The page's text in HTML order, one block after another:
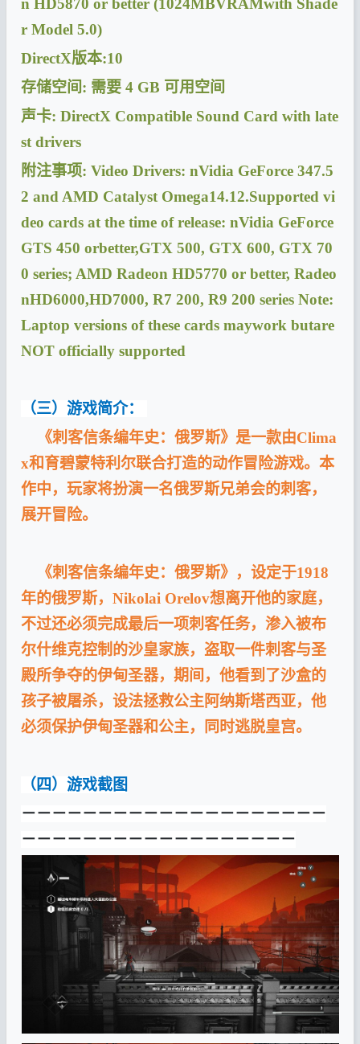
r Model 5.0)
DirectX版本:10
存储空间: 需要 4 GB 可用空间
声卡: DirectX Compatible Sound Card with late
st drivers
附注事项: Video Drivers: nVidia GeForce 347.5
2 and AMD Catalyst Omega14.12.Supported vi
deo cards at the time of release: nVidia GeForce
GTS 450 orbetter,GTX 500, GTX 600, GTX 70
0 series; AMD Radeon HD5770 or better, Radeo
nHD6000,HD7000, R7 200, R9 200 series Note:
Laptop versions of these cards maywork butare
NOT officially supported
（三）游戏简介：
《刺客信条编年史：俄罗斯》是一款由Clima
x和育碧蒙特利尔联合打造的动作冒险游戏。本
作中，玩家将扮演一名俄罗斯兄弟会的刺客，
展开冒险。
《刺客信条编年史：俄罗斯》，设定于1918
年的俄罗斯，Nikolai Orelov想离开他的家庭，
不过还必须完成最后一项刺客任务，渗入被布
尔什维克控制的沙皇家族，盗取一件刺客与圣
殿所争夺的伊甸圣器，期间，他看到了沙盒的
孩子被屠杀，设法拯救公主阿纳斯塔西亚，他
必须保护伊甸圣器和公主，同时逃脱皇宫。
（四）游戏截图
－－－－－－－－－－－－－－－－－－－－
－－－－－－－－－－－－－－－－－－